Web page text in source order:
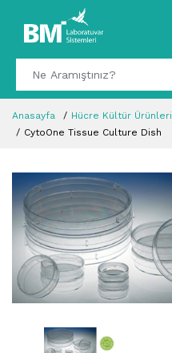
Anasayfa Hücre Kültür Ürünleri
CytoOne Tissue Culture Dish